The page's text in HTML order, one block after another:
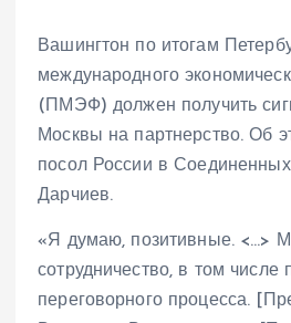
Вашингтон по итогам
международного
(ПМЭФ) должен получить
Москвы на партнерство. Об
посол России в
Дарчиев.
«Я думаю, позитивные. <…>
сотрудничество, в том числе
переговорного процесса.